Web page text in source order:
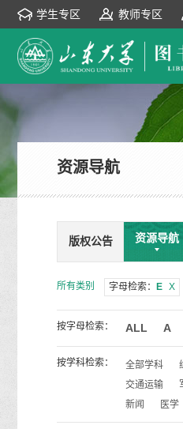
学生专区 教师专区
资源导航
版权公告 资源导航
所有类别 字母检索： E X
按字母检索： ALL A
按学科检索： 全部学科
交通运输
新闻
医学